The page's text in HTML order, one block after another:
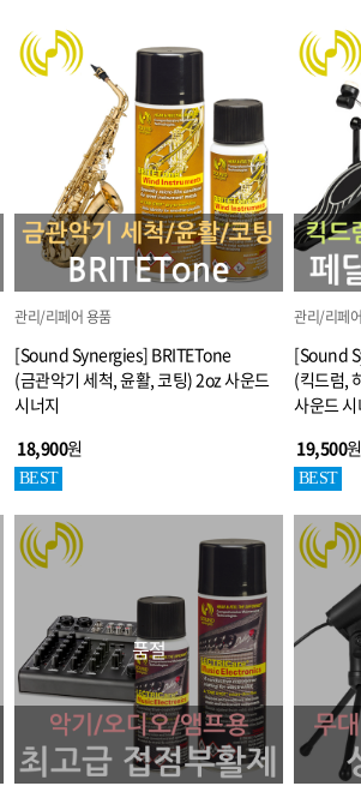
관리/리페어 용품
[Sound Synergies] BRITETone
(금관악기 세척, 윤활, 코팅) 2oz 사운드
시너지
18,900원
BEST
관리/리페
[Sound
(킥드럼,
사운드 시
19,500원
BEST
품절